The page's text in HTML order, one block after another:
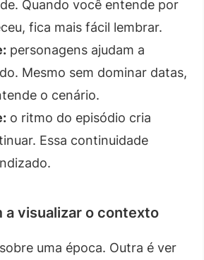
Quando você entende por
fica mais fácil lembrar.
personagens ajudam a
Mesmo sem dominar datas,
o cenário.
o ritmo do episódio cria
Essa continuidade
a visualizar o contexto
uma época. Outra é ver